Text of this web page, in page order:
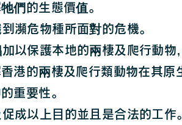
的生態價值。
瀕危物種所面對的危機。
以保護本地的兩棲及爬行動物
的兩棲及爬行類動物在其原
重要性。
成以上目的並且是合法的工作